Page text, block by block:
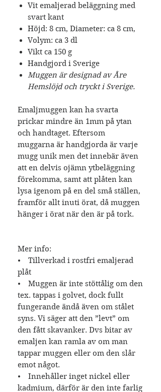
Vit emaljerad beläggning med
svart kant
Höjd: 8 cm, Diameter: ca 8 cm,
Volym: ca 3 dl
Vikt ca 150 g
Handgjord i Sverige
Muggen är designad av Åre
Hemslöjd och tryckt i Sverige.
Emaljmuggen kan ha svarta
prickar mindre än 1mm på ytan
och handtaget. Eftersom
muggarna är handgjorda är varje
mugg unik men det innebär även
att en delvis ojämn ytbeläggning
förekomma, samt att plåten kan
lysa igenom på en del små ställen,
framför allt inuti örat, då muggen
hänger i örat när den är på tork.
Mer info:
⦁ Tillverkad i rostfri emaljerad
plåt
⦁ Muggen är inte stöttålig om den
tex. tappas i golvet, dock fullt
fungerande ändå även om stålet
syns. Vi säger att den ”levt” om
den fått skavanker. Dvs bitar av
emaljen kan ramla av om man
tappar muggen eller om den slår
emot något.
⦁ Innehåller inget nickel eller
kadmium, därför är den inte farlig